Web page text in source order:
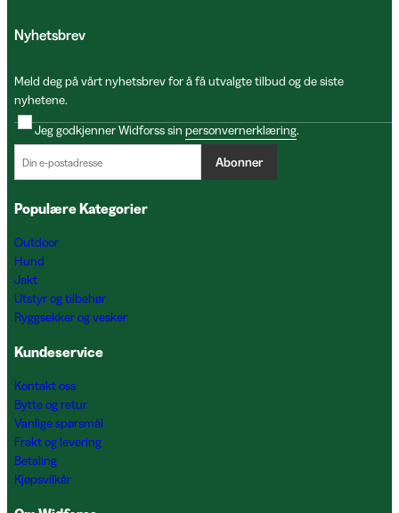
Nyhetsbrev
Meld deg på vårt nyhetsbrev for å få utvalgte tilbud og de siste
nyhetene.
Jeg godkjenner Widforss sin personvernerklæring.
Abonner
Populære Kategorier
Outdoor
Hund
Jakt
Utstyr og tilbehør
Ryggsekker og vesker
Kundeservice
Kontakt oss
Bytte og retur
Vanlige spørsmål
Frakt og levering
Betaling
Kjøpsvilkår